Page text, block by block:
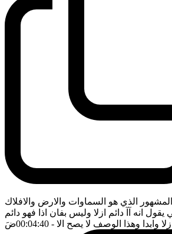
الذي هو السماوات والارض والافلاك
انه آآ دائم ازلا وليس بفان اذا فهو دائم
ازلا وابدا وهذا الوصف لا يصح الا - 00:04:40 ضَ